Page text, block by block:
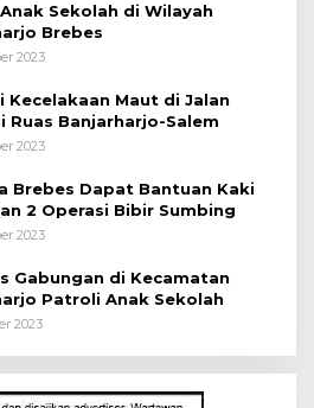
Sekolah di Wilayah
Brebes
2023
Kecelakaan Maut di Jalan
Ruas Banjarharjo-Salem
2023
Brebes Dapat Bantuan Kaki
2 Operasi Bibir Sumbing
2023
Gabungan di Kecamatan
Patroli Anak Sekolah
2023